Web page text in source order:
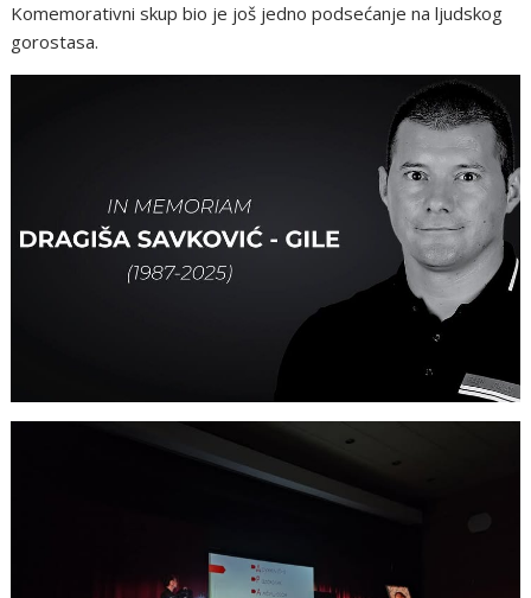
Komemorativni skup bio je još jedno podsećanje na ljudskog
gorostasa.